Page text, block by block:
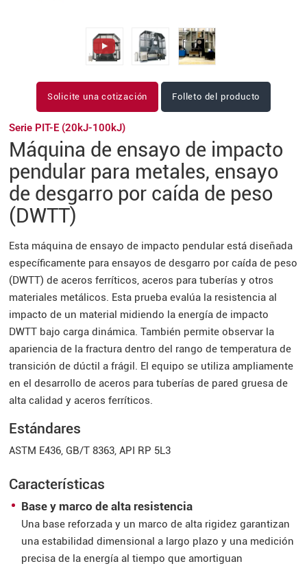
Solicite una cotización Folleto del producto
Serie PIT-E (20kJ-100kJ)
Máquina de ensayo de impacto
pendular para metales, ensayo
de desgarro por caída de peso
(DWTT)
Esta máquina de ensayo de impacto pendular está diseñada
específicamente para ensayos de desgarro por caída de peso
(DWTT) de aceros ferríticos, aceros para tuberías y otros
materiales metálicos. Esta prueba evalúa la resistencia al
impacto de un material midiendo la energía de impacto
DWTT bajo carga dinámica. También permite observar la
apariencia de la fractura dentro del rango de temperatura de
transición de dúctil a frágil. El equipo se utiliza ampliamente
en el desarrollo de aceros para tuberías de pared gruesa de
alta calidad y aceros ferríticos.
Estándares
ASTM E436, GB/T 8363, API RP 5L3
Características
Base y marco de alta resistencia
Una base reforzada y un marco de alta rigidez garantizan
una estabilidad dimensional a largo plazo y una medición
precisa de la energía al tiempo que amortiguan